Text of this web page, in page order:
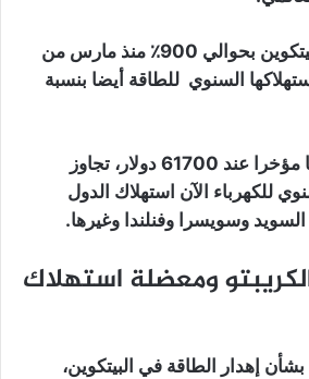
نظرا لارتفاع أسعار البيتكوين بحوالي 900٪ منذ مارس من
السنوي للطاقة أيضا بنسبة
مع بلوغ الأسعار ذروتها مؤخرا عند 61700 دولار، تجاوز
للكهرباء الآن استهلاك الدول
وسويسرا وفنلندا وغيرها.
ومعضلة استهلاك
إهدار الطاقة في البيتكوين،